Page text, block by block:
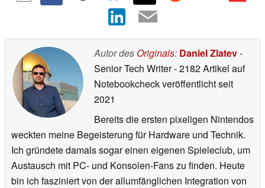
Autor des Originals: Daniel Zlatev-
Senior Tech Writer- 2182 Artikel auf
Notebookcheck veröffentlichtseit
2021
Bereits die ersten pixeligen Nintendos
weckten meine Begeisterung für Hardware und Technik.
Ich gründete damals sogar einen eigenen Spieleclub, um
Austausch mit PC- und Konsolen-Fans zu finden. Heute
bin ich fasziniert von der allumfänglichen Integration von